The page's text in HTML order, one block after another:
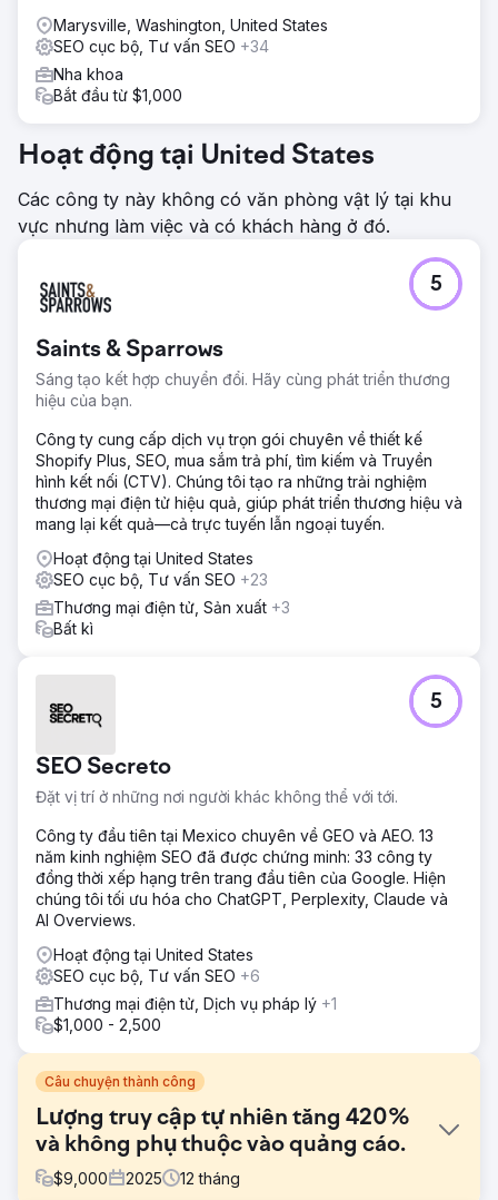
Marysville, Washington, United States
SEO cục bộ, Tư vấn SEO +34
Nha khoa
Bắt đầu từ $1,000
Hoạt động tại United States
Các công ty này không có văn phòng vật lý tại khu
vực nhưng làm việc và có khách hàng ở đó.
Saints & Sparrows
Sáng tạo kết hợp chuyển đổi. Hãy cùng phát triển thương
hiệu của bạn.
5
Công ty cung cấp dịch vụ trọn gói chuyên về thiết kế
Shopify Plus, SEO, mua sắm trả phí, tìm kiếm và Truyền
hình kết nối (CTV). Chúng tôi tạo ra những trải nghiệm
thương mại điện tử hiệu quả, giúp phát triển thương hiệu và
mang lại kết quả—cả trực tuyến lẫn ngoại tuyến.
Hoạt động tại United States
SEO cục bộ, Tư vấn SEO +23
Thương mại điện tử, Sản xuất +3
Bất kì
SEO Secreto
Đặt vị trí ở những nơi người khác không thể với tới.
5
Công ty đầu tiên tại Mexico chuyên về GEO và AEO. 13
năm kinh nghiệm SEO đã được chứng minh: 33 công ty
đồng thời xếp hạng trên trang đầu tiên của Google. Hiện
chúng tôi tối ưu hóa cho ChatGPT, Perplexity, Claude và
AI Overviews.
Hoạt động tại United States
SEO cục bộ, Tư vấn SEO +6
Thương mại điện tử, Dịch vụ pháp lý +1
$1,000 - 2,500
Câu chuyện thành công
Lượng truy cập tự nhiên tăng 420%
và không phụ thuộc vào quảng cáo.
$9,000 2025 12 tháng